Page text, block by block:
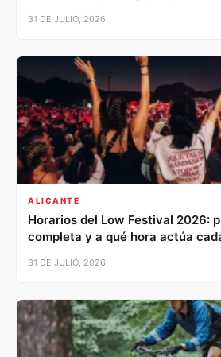
31 DE JULIO, 2026
ALICANTE
Horarios del Low Festival 2026:
completa y a qué hora actúa
31 DE JULIO, 2026